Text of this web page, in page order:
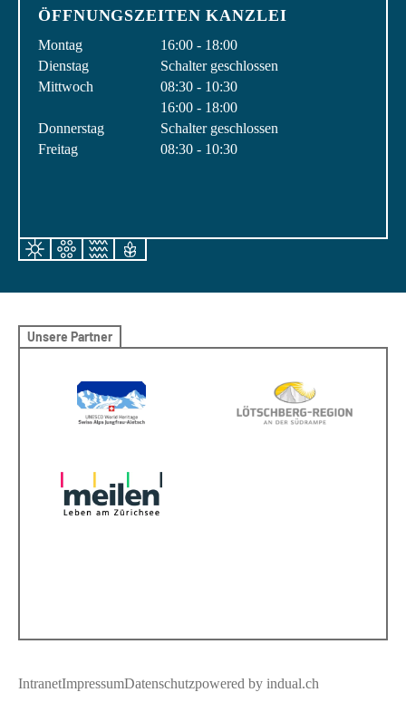
ÖFFNUNGSZEITEN KANZLEI
Montag
16:00 - 18:00
Dienstag
Schalter geschlossen
Mittwoch
08:30 - 10:30
16:00 - 18:00
Donnerstag
Schalter geschlossen
Freitag
08:30 - 10:30
Unsere Partner
IntranetImpressumDatenschutzpowered by indual.ch